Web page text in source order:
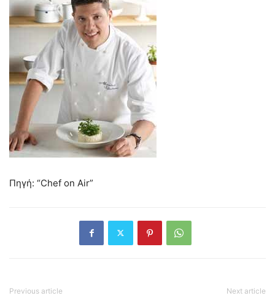
Πηγή: “Chef on Air”
Previous article Next article